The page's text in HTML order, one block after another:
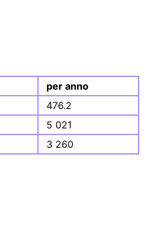
per anno
476.2
5 021
3 260